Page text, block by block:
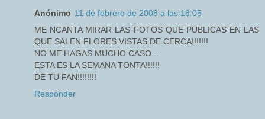
Anónimo 11 de febrero de 2008 a las 18:05
ME NCANTA MIRAR LAS FOTOS QUE PUBLICAS EN LAS
QUE SALEN FLORES VISTAS DE CERCA!!!!!!!
NO ME HAGAS MUCHO CASO...
ESTA ES LA SEMANA TONTA!!!!!!
DE TU FAN!!!!!!!!
Responder